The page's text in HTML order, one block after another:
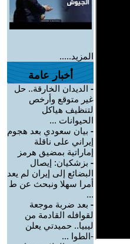
المزيد.....
أخبار عامة
- الديدان الخارقة.. حل
غير متوقع وأرخص
لتنظيف هياكل
الحيوانات ...
- بيان سعودي بعد هجوم
إيراني على ناقلة
إماراتية بمضيق هرمز
- بزشكيان: إيصال
البضائع إلى إيران لم يعد
أمرا سهلا ونبحث عن ط
...
- بعد ضربة موجعة
لقوافله القادمة من
ليبيا.. حميدتي يعلن
-الطوا ...